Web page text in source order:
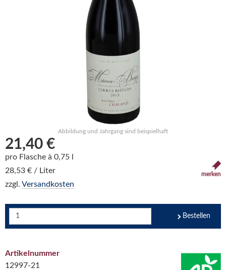
Abbildung und Jahrgang sind beispielhaft
21,40 €
pro Flasche à 0,75 l
28,53 € / Liter
zzgl. Versandkosten
merken
Bestellen
Artikelnummer
12997-21